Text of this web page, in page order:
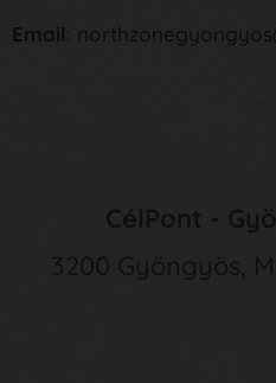
Email :
CélPont -
3200 Gyöngyös,